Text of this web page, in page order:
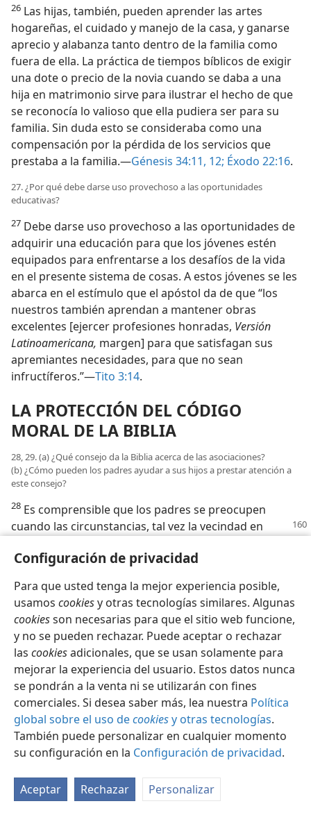
Configuración de privacidad
Para que usted tenga la mejor experiencia posible,
usamos cookiesy otras tecnologías similares. Algunas
cookiesson necesarias para que el sitio web funcione,
y no se pueden rechazar. Puede aceptar o rechazar
las cookiesadicionales, que se usan solamente para
mejorar la experiencia del usuario. Estos datos nunca
se pondrán a la venta ni se utilizarán con fines
comerciales. Si desea saber más, lea nuestra Política
global sobre el uso decookiesy otras tecnologías.
También puede personalizar en cualquier momento
su configuración en la Configuración de privacidad.
Aceptar Rechazar Personalizar
26 Las hijas, también, pueden aprender las artes
hogareñas, el cuidado y manejo de la casa, y ganarse
aprecio y alabanza tanto dentro de la familia como
fuera de ella. La práctica de tiempos bíblicos de exigir
una dote o precio de la novia cuando se daba a una
hija en matrimonio sirve para ilustrar el hecho de que
se reconocía lo valioso que ella pudiera ser para su
familia. Sin duda esto se consideraba como una
compensación por la pérdida de los servicios que
prestaba a la familia.—Génesis 34:11, 12; Éxodo 22:16.
27. ¿Por qué debe darse uso provechoso a las oportunidades
educativas?
27 Debe darse uso provechoso a las oportunidades de
adquirir una educación para que los jóvenes estén
equipados para enfrentarse a los desafíos de la vida
en el presente sistema de cosas. A estos jóvenes se les
abarca en el estímulo que el apóstol da de que “los
nuestros también aprendan a mantener obras
excelentes [ejercer profesiones honradas, Versión
Latinoamericana, margen] para que satisfagan sus
apremiantes necesidades, para que no sean
infructíferos.”—Tito 3:14.
LA PROTECCIÓN DEL CÓDIGO
MORAL DE LA BIBLIA
28, 29. (a) ¿Qué consejo da la Biblia acerca de las asociaciones?
(b) ¿Cómo pueden los padres ayudar a sus hijos a prestar atención a
este consejo?
28 Es comprensible que los padres se preocupen
cuando las circunstancias, tal vez la vecindad en
obligan a éstos a asociarse con jóvenes que son
Los padres pueden darse cuenta de la realidad de la
declaración bíblica de que “las malas asociaciones
echan a perder los hábitos útiles.” Por eso no están
dispuestos a aceptar el argumento que usa su hijo o
hija para suplicar permiso cuando dice: ‘Todos los
demás pueden hacerlo; ¿por qué no puedo yo?’
Probablemente notodos los demás lo hagan, pero aun
así, eso no es suficiente razón para que su hijo o hija lo
haga si es incorrecto o imprudente. “No tengas envidia
a hombres [o muchachos] malos, y no te muestres
vehementemente deseoso de meterte entre ellos.
Porque el despojo violento es lo que su corazón sigue
meditando, y gravoso afán es lo que sus propios